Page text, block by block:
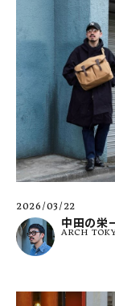
2026/03/22
中田の栄
ARCH